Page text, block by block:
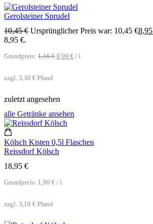
Gerolsteiner Sprudel
10,45€ Ursprünglicher Preis war: 10,45 €8,95
8,95 €.
Grundpreis: 1,16€ 0,99 € / l
zzgl. 3,30 € Pfand
zuletzt angesehen
alle Getränke ansehen
Kölsch Kisten 0,5l Flaschen
Reissdorf Kölsch
18,95 €
Grundpreis: 1,90 € / l
zzgl. 3,10 € Pfand